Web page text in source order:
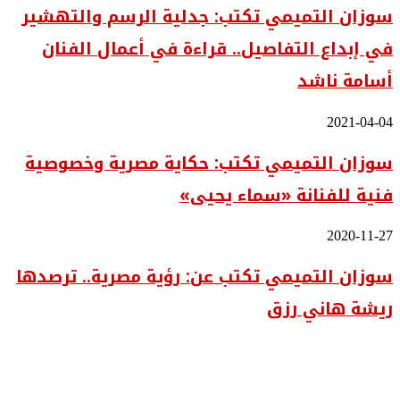
تكتب:
جدلية
الرسم
والتهشير
في
قراءة
أعمال
أسامة
سوزان التميمي تكتب: جدلية الرسم والتهشير
في إبداع التفاصيل.. قراءة في أعمال الفنان
أسامة ناشد
سوزان
تكتب:
حكاية
مصرية
وخصوصية
للفنانة
يحيى»
2021-04-04
سوزان التميمي تكتب: حكاية مصرية وخصوصية
فنية للفنانة «سماء يحيى»
سوزان
تكتب
عن:
رؤية
مصرية..
2020-11-27
سوزان التميمي تكتب عن: رؤية مصرية.. ترصدها
ريشة هاني رزق